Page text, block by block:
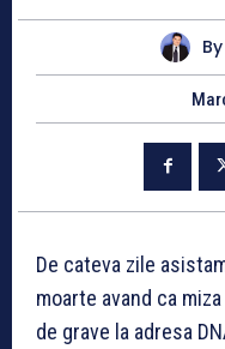
By
De cateva zile
moarte avand ca
de grave la adresa